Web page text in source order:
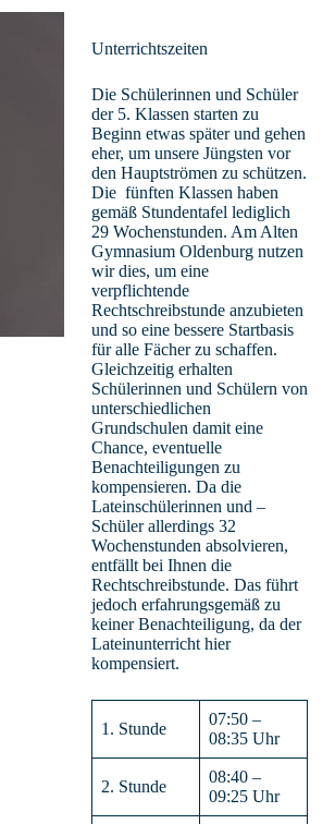
Unterrichtszeiten
Die Schülerinnen und Schüler
der 5. Klassen starten zu
Beginn etwas später und gehen
eher, um unsere Jüngsten vor
den Hauptströmen zu schützen.
Die fünften Klassen haben
gemäß Stundentafel lediglich
29 Wochenstunden. Am Alten
Gymnasium Oldenburg nutzen
wir dies, um eine
verpflichtende
Rechtschreibstunde anzubieten
und so eine bessere Startbasis
für alle Fächer zu schaffen.
Gleichzeitig erhalten
Schülerinnen und Schülern von
unterschiedlichen
Grundschulen damit eine
Chance, eventuelle
Benachteiligungen zu
kompensieren. Da die
Lateinschülerinnen und –
Schüler allerdings 32
Wochenstunden absolvieren,
entfällt bei Ihnen die
Rechtschreibstunde. Das führt
jedoch erfahrungsgemäß zu
keiner Benachteiligung, da der
Lateinunterricht hier
kompensiert.
1. Stunde
07:50 –
08:35 Uhr
2. Stunde
08:40 –
09:25 Uhr